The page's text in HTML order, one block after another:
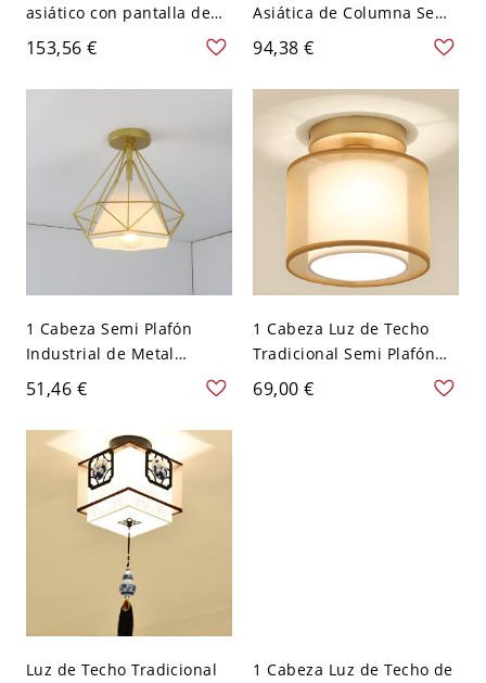
asiático con pantalla de
tela, 5 tamaños de
accesorios de luz
opcionales - 110 A 120 V
Blanco-negro
153,56 €
Asiática de Columna Semi
Plafón Único de Madera
en Beige para Corredor -
Madera 110 A 120 V
94,38 €
1 Cabeza Semi Plafón
Industrial de Metal
Lámpara de Techo de
Jaula de Diamante -
Dorado 110 A 120 V
51,46 €
1 Cabeza Luz de Techo
Tradicional Semi Plafón
de Tela Blanca para
Pasillo - Blanco 110 A 120
69,00 €
Luz de Techo Tradicional
1 Cabeza Luz de Techo de